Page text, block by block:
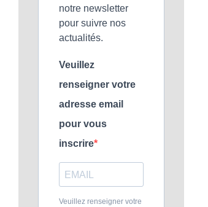
notre newsletter
pour suivre nos
actualités.
Veuillez
renseigner votre
adresse email
pour vous
inscrire
Veuillez renseigner votre